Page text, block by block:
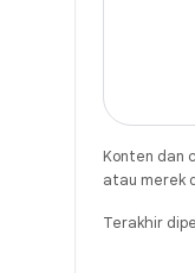
Konten dan
atau merek
Terakhir